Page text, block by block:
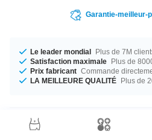
Garantie-meilleur-
Le leader mondial Plus de 7M
Satisfaction maximale Plus de
Prix fabricant Commande
LA MEILLEURE QUALITÉ Plus de